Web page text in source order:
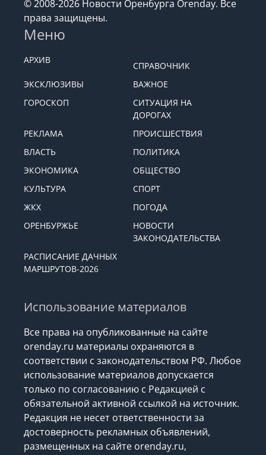
© 2008-2026 Новости Оренбурга Orenday. Все
права защищены.
Меню
АРХИВ
СПРАВОЧНИК
ЭКСКЛЮЗИВЫ
ВАЖНОЕ
ГОРОСКОП
СИТУАЦИЯ НА
ДОРОГАХ
РЕКЛАМА
ПРОИСШЕСТВИЯ
ВЛАСТЬ
ПОЛИТИКА
ЭКОНОМИКА
ОБЩЕСТВО
КУЛЬТУРА
СПОРТ
ЖКХ
ПОГОДА
ОРЕНБУРЖЬЕ
НОВОСТИ
ЗАКОНОДАТЕЛЬСТВА
РАСПИСАНИЕ ДАЧНЫХ
МАРШРУТОВ-2026
Использование материалов
Все права на опубликованные на сайте
orenday.ru материалы охраняются в
соответствии с законодательством РФ. Любое
использование материалов допускается
только по согласованию с Редакцией с
обязательной активной ссылкой на источник.
Редакция не несет ответственности за
достоверность рекламных объявлений,
размещенных на сайте orenday.ru,